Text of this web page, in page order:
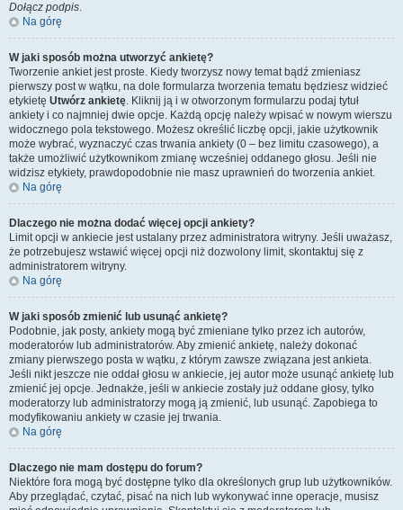
Dołącz podpis.
Na górę
W jaki sposób można utworzyć ankietę?
Tworzenie ankiet jest proste. Kiedy tworzysz nowy temat bądź zmieniasz
pierwszy post w wątku, na dole formularza tworzenia tematu będziesz widzieć
etykietę Utwórz ankietę. Kliknij ją i w otworzonym formularzu podaj tytuł
ankiety i co najmniej dwie opcje. Każdą opcję należy wpisać w nowym wierszu
widocznego pola tekstowego. Możesz określić liczbę opcji, jakie użytkownik
może wybrać, wyznaczyć czas trwania ankiety (0 – bez limitu czasowego), a
także umożliwić użytkownikom zmianę wcześniej oddanego głosu. Jeśli nie
widzisz etykiety, prawdopodobnie nie masz uprawnień do tworzenia ankiet.
Na górę
Dlaczego nie można dodać więcej opcji ankiety?
Limit opcji w ankiecie jest ustalany przez administratora witryny. Jeśli uważasz,
że potrzebujesz wstawić więcej opcji niż dozwolony limit, skontaktuj się z
administratorem witryny.
Na górę
W jaki sposób zmienić lub usunąć ankietę?
Podobnie, jak posty, ankiety mogą być zmieniane tylko przez ich autorów,
moderatorów lub administratorów. Aby zmienić ankietę, należy dokonać
zmiany pierwszego posta w wątku, z którym zawsze związana jest ankieta.
Jeśli nikt jeszcze nie oddał głosu w ankiecie, jej autor może usunąć ankietę lub
zmienić jej opcje. Jednakże, jeśli w ankiecie zostały już oddane głosy, tylko
moderatorzy lub administratorzy mogą ją zmienić, lub usunąć. Zapobiega to
modyfikowaniu ankiety w czasie jej trwania.
Na górę
Dlaczego nie mam dostępu do forum?
Niektóre fora mogą być dostępne tylko dla określonych grup lub użytkowników.
Aby przeglądać, czytać, pisać na nich lub wykonywać inne operacje, musisz